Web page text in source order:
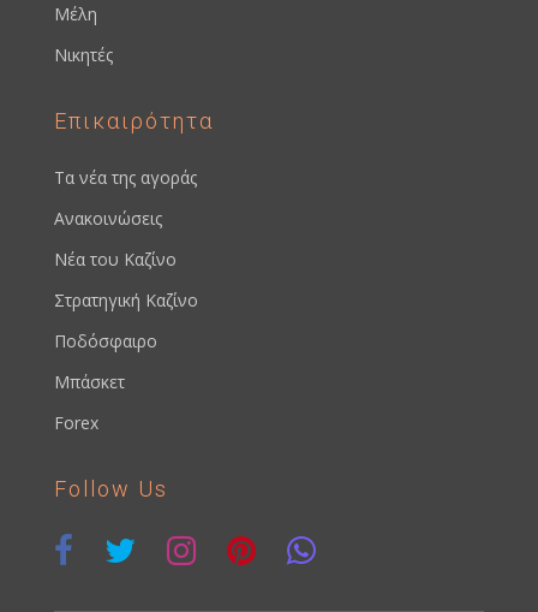
Μέλη
Νικητές
Επικαιρότητα
Τα νέα της αγοράς
Ανακοινώσεις
Νέα του Καζίνο
Στρατηγική Καζίνο
Ποδόσφαιρο
Μπάσκετ
Forex
Follow Us